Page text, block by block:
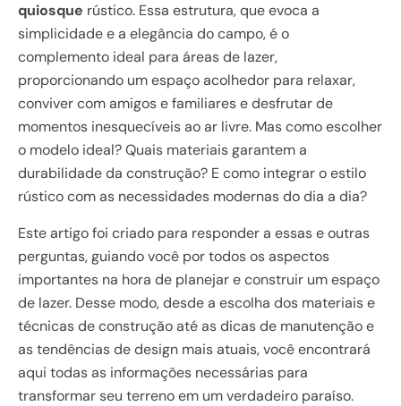
quiosque rústico. Essa estrutura, que evoca a
simplicidade e a elegância do campo, é o
complemento ideal para áreas de lazer,
proporcionando um espaço acolhedor para relaxar,
conviver com amigos e familiares e desfrutar de
momentos inesquecíveis ao ar livre. Mas como escolher
o modelo ideal? Quais materiais garantem a
durabilidade da construção? E como integrar o estilo
rústico com as necessidades modernas do dia a dia?
Este artigo foi criado para responder a essas e outras
perguntas, guiando você por todos os aspectos
importantes na hora de planejar e construir um espaço
de lazer. Desse modo, desde a escolha dos materiais e
técnicas de construção até as dicas de manutenção e
as tendências de design mais atuais, você encontrará
aqui todas as informações necessárias para
transformar seu terreno em um verdadeiro paraíso.